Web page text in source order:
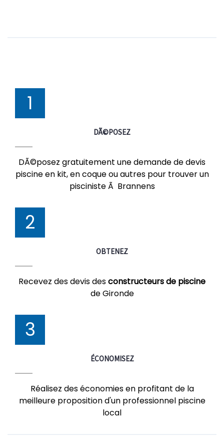
1
DÃ©POSEZ
DÃ©posez gratuitement une demande de devis
piscine en kit, en coque ou autres pour trouver un
pisciniste Ã Brannens
2
OBTENEZ
Recevez des devis desconstructeurs de piscine
de Gironde
3
ÉCONOMISEZ
Réalisez des économies en profitant de la
meilleure proposition d'un professionnel piscine
local